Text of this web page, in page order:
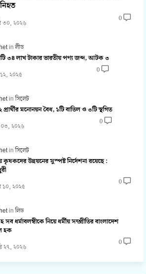
৩০, ২০২৬
0
লীড
৩৪ লাখ টাকার ভারতীয় পণ্য জব্দ, আটক ৩
২০২৫
0
সিলেট
মনোনয়ন বৈধ, ১টি বাতিল ও ৩টি স্থগিত
০৩, ২০২৬
0
সিলেট
উন্নয়নের সুস্পষ্ট নির্দেশনা রয়েছে :
১০, ২০২৫
0
লিড
সব ধর্মাবলম্বীকে নিয়ে ধর্মীয় সম্প্রীতির বাংলাদেশ
হক
২৭, ২০২৬
0